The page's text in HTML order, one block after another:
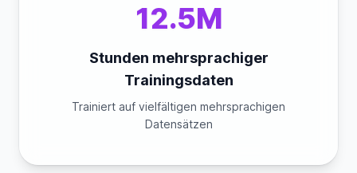
12.5M
Stunden mehrsprachiger
Trainingsdaten
Trainiert auf vielfältigen mehrsprachigen
Datensätzen